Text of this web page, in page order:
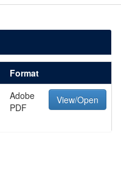
Format
Adobe
PDF
View/Open